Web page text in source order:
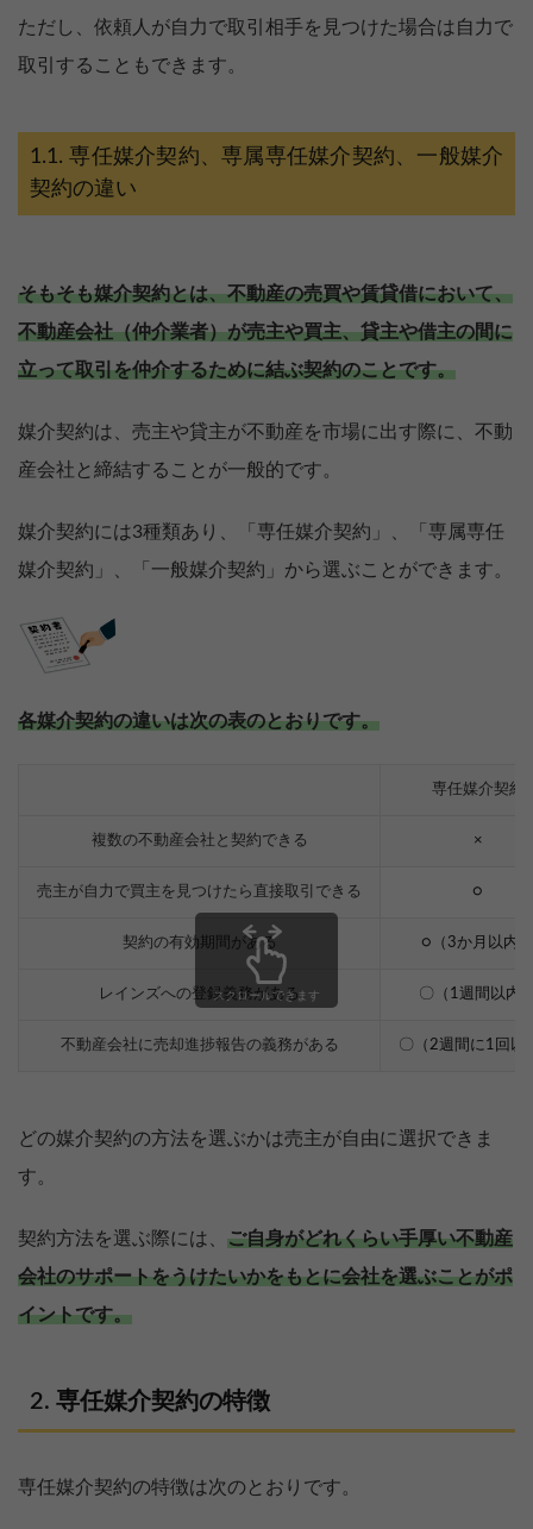
ただし、依頼人が自力で取引相手を見つけた場合は自力で
取引することもできます。
専任媒介契約、専属専任媒介契約、一般媒介
契約の違い
そもそも媒介契約とは、不動産の売買や賃貸借において、
不動産会社（仲介業者）が売主や買主、貸主や借主の間に
立って取引を仲介するために結ぶ契約のことです。
媒介契約は、売主や貸主が不動産を市場に出す際に、不動
産会社と締結することが一般的です。
媒介契約には3種類あり、「専任媒介契約」、「専属専任
媒介契約」、「一般媒介契約」から選ぶことができます。
各媒介契約の違いは次の表のとおりです。
専任媒介契約
複数の不動産会社と契約できる ×
売主が自力で買主を見つけたら直接取引できる ○
契約の有効期間がある ○（3か月以内）
レインズへの登録義務がある 〇（1週間以内
不動産会社に売却進捗報告の義務がある 〇（2週間に1回以
スクロールできます
どの媒介契約の方法を選ぶかは売主が自由に選択できま
す。
契約方法を選ぶ際には、 ご自身がどれくらい手厚い不動産
会社のサポートをうけたいかをもとに会社を選ぶことがポ
イントです。
専任媒介契約の特徴
専任媒介契約の特徴は次のとおりです。